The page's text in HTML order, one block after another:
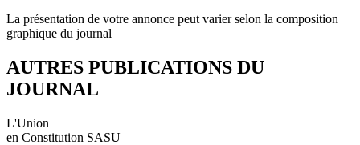
La présentation de votre annonce peut varier selon la composition
graphique du journal
AUTRES PUBLICATIONS DU
JOURNAL
L'Union
en Constitution SASU